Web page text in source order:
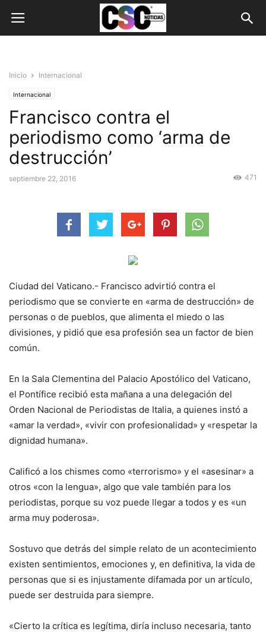
Inicio Internacional
Internacional
Francisco contra el
periodismo como ‘arma de
destrucción’
septiembre 22, 2016 471
Ciudad del Vaticano.- Francisco advirtió contra el
periodismo que se convierte en «arma de destrucción» de
personas o de pueblos, que alimenta el miedo o las
divisiones, y pidió que esa profesión sea un factor de bien
común.
En la Sala Clementina del Palacio Apostólico del Vaticano,
el Pontífice recibió esta mañana a una delegación del
Orden Nacional de Periodistas de Italia, a quienes instó a
«amar la verdad», «vivir con profesionalidad» y «respetar la
dignidad humana».
Calificó a los chismes como «terrorismo» y el «asesinar» a
otros «con la lengua», algo que vale también para los
periodistas, porque su voz puede llegar a todos y es «un
arma muy poderosa».
Sostuvo que detrás del simple relato de un acontecimiento
existen sentimientos, emociones y, en definitiva, la vida de
personas que si es injustamente difamada por un artículo,
puede ser destruida para siempre.
«Cierto la crítica es legítima, diría incluso necesaria, tanto